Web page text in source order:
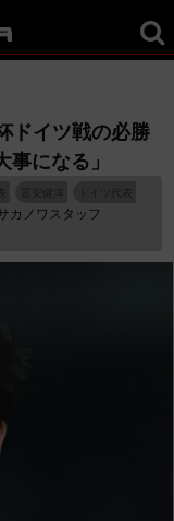
ドイツ戦の必勝
になる」
カノワスタッフ